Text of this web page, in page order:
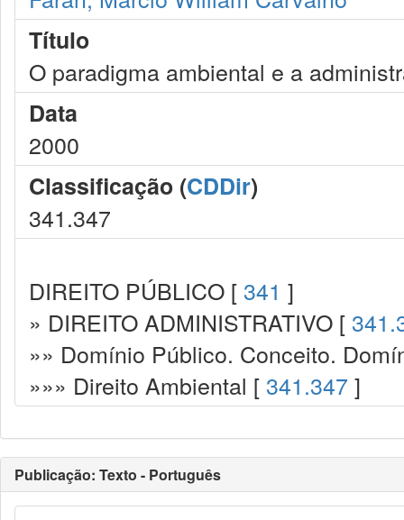
Título
O paradigma ambiental e a
Data
2000
Classificação (CDDir)
341.347
DIREITO PÚBLICO [ 341 ]
» DIREITO ADMINISTRATIVO [
»» Domínio Público. Conceito.
»»» Direito Ambiental [ 341.347 ]
Publicação: Texto - Português